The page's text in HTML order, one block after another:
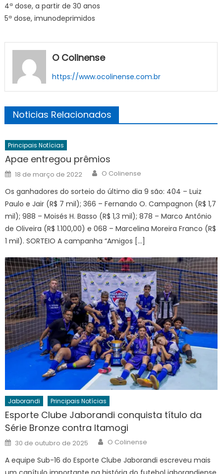
4ª dose, a partir de 30 anos
5ª dose, imunodeprimidos
O Colinense
https://www.ocolinense.com.br
Noticias Relacionados
Principais Notícias
Apae entregou prêmios
Posted
on
18 de março de 2022 Author
O Colinense
Os ganhadores do sorteio do último dia 9 são: 404 – Luiz
Paulo e Jair (R$ 7 mil); 366 – Fernando O. Campagnon (R$ 1,7
mil); 988 – Moisés H. Basso (R$ 1,3 mil); 878 – Marco Antônio
de Oliveira (R$ 1.100,00) e 068 – Marcelina Moreira Franco (R$
1 mil). SORTEIO A campanha “Amigos […]
Jaborandi Principais Notícias
Esporte Clube Jaborandi conquista título da
Série Bronze contra Itamogi
Posted
on
30 de outubro de 2025 Author
O Colinense
A equipe Sub-16 do Esporte Clube Jaborandi escreveu mais